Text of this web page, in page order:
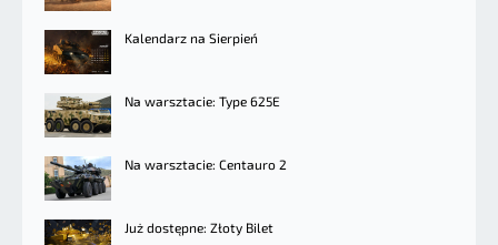
Kalendarz na Sierpień
Na warsztacie: Type 625E
Na warsztacie: Centauro 2
Już dostępne: Złoty Bilet